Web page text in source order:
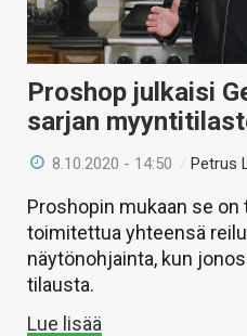
Proshop julkaisi
sarjan
8.10.2020 - 14:50 /Petrus
Proshopin mukaan se
toimitettua yhteensä
näytönohjainta, kun
tilausta.
Lue lisää